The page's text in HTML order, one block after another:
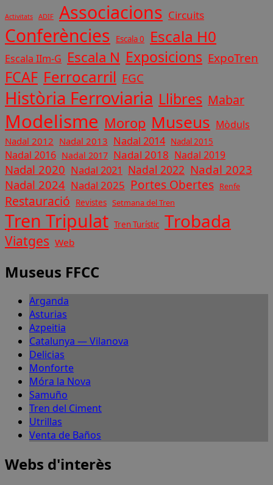
Activitats ADIF Associacions Circuits
Conferències Escala 0 Escala H0
Escala IIm-G Escala N Exposicions ExpoTren
FCAF Ferrocarril FGC
Història Ferroviaria Llibres Mabar
Modelisme Morop Museus Mòduls
Nadal 2012 Nadal 2013 Nadal 2014 Nadal 2015
Nadal 2016 Nadal 2017 Nadal 2018 Nadal 2019
Nadal 2020 Nadal 2021 Nadal 2022 Nadal 2023
Nadal 2024 Nadal 2025 Portes Obertes Renfe
Restauració Revistes Setmana del Tren
Tren Tripulat Tren Turístic Trobada
Viatges Web
Museus FFCC
Arganda
Asturias
Azpeitia
Catalunya — Vilanova
Delicias
Monforte
Móra la Nova
Samuño
Tren del Ciment
Utrillas
Venta de Baños
Webs d'interès